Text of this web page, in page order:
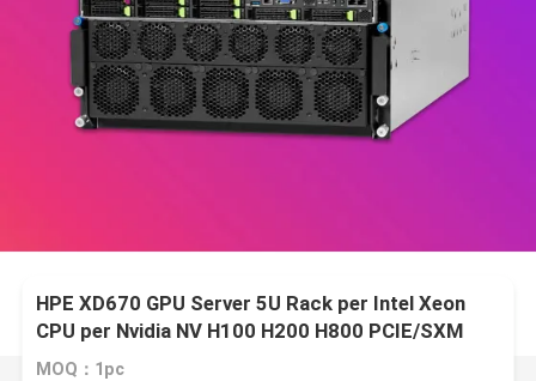
HPE XD670 GPU Server 5U Rack per Intel Xeon
CPU per Nvidia NV H100 H200 H800 PCIE/SXM
Nvlink AI Supercomputing Case
MOQ：1pc